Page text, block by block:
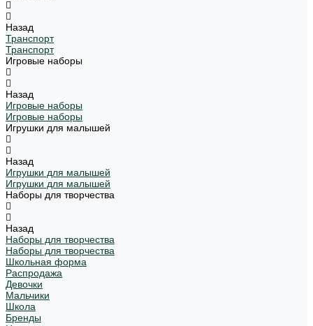
Назад
Транспорт
Транспорт
Игровые наборы
Назад
Игровые наборы
Игровые наборы
Игрушки для малышей
Назад
Игрушки для малышей
Игрушки для малышей
Наборы для творчества
Назад
Наборы для творчества
Наборы для творчества
Школьная форма
Распродажа
Девочки
Мальчики
Школа
Бренды